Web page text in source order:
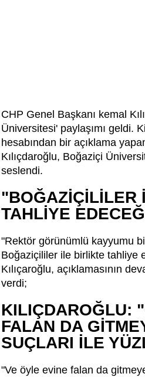
CHP Genel Başkanı kemal
Üniversitesi' paylaşımı geldi.
hesabından bir açıklama
Kılıçdaroğlu, Boğaziçi
seslendi.
"BOĞAZİÇİLİLER
TAHLİYE
"Rektör görünümlü kayyumu
Boğaziçililer ile birlikte tahliye
Kılıçaroğlu, açıklamasının
verdi;
KILIÇDAROĞLU:
FALAN DA
SUÇLARI İLE
"Ve öyle evine falan da